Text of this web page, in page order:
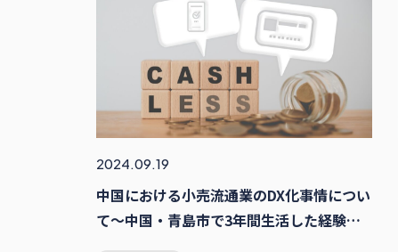
2024.09.19
中国における小売流通業のDX化事情につい
て〜中国・青島市で3年間生活した経験か